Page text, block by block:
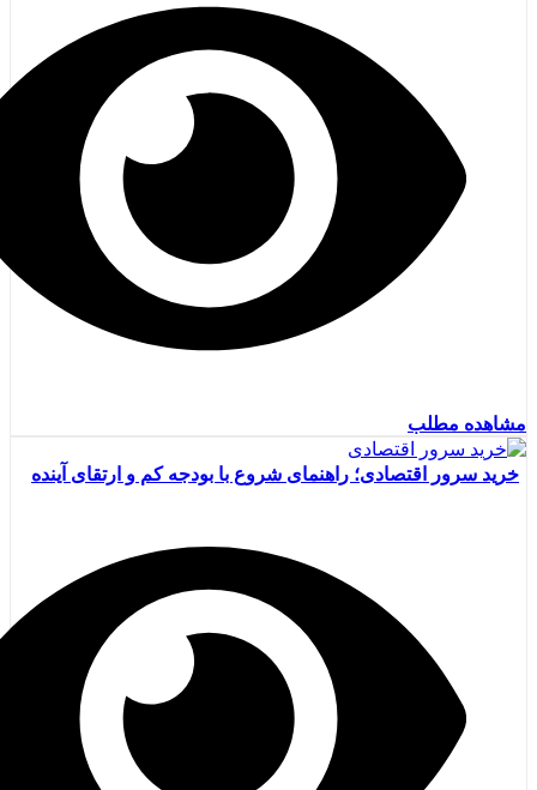
مشاهده مطلب
خرید سرور اقتصادی؛ راهنمای شروع با بودجه کم و ارتقای آینده